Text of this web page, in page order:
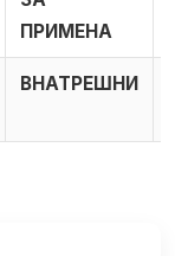
ПРИМЕНА
ВНАТРЕШНИ